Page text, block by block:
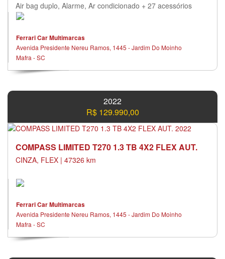
Air bag duplo, Alarme, Ar condicionado + 27 acessórios
Ferrari Car Multimarcas
Avenida Presidente Nereu Ramos, 1445 - Jardim Do Moinho
Mafra - SC
2022
R$ 129.990,00
COMPASS LIMITED T270 1.3 TB 4X2 FLEX AUT.
CINZA, FLEX | 47326 km
Ferrari Car Multimarcas
Avenida Presidente Nereu Ramos, 1445 - Jardim Do Moinho
Mafra - SC